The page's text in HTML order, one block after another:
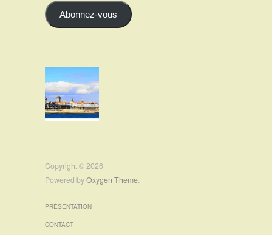
Abonnez-vous
Copyright © 2026
Powered byOxygen Theme.
PRÉSENTATION
CONTACT